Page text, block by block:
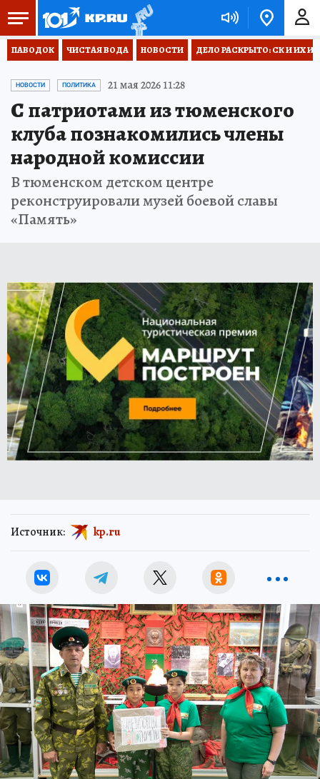
ПАВОДОК ЧИСТАЯ ВОДА НОВОСТИ ДЕЛО РАСКРЫТО: СК И ИХ
НОВОСТИ ПОЛИТИКА 21 мая 2026 11:28
С патриотами из тюменского
клуба познакомились члены
народной комиссии
В тюменском детском центре
реконструировали музей боевой славы
«Память»
Источник: kp.ru